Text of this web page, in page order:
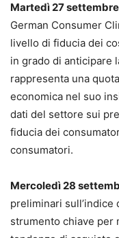
Martedì 27 settembre
German Consumer
livello di fiducia dei
in grado di anticipare
rappresenta una
economica nel suo
dati del settore sui
fiducia dei
consumatori.
Mercoledì 28
preliminari sull’indice
strumento chiave per